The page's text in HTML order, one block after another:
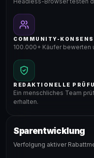
COMMUNITY-KONSENS
100.000+ Käufer bewerten
REDAKTIONELLE
Ein menschliches Team
erhalten.
Sparentwicklung
Verfolgung aktiver